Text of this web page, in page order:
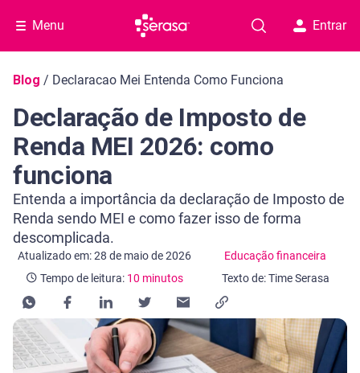
Menu Entrar
Navegação do blog
Blog / Declaracao Mei Entenda Como Funciona
Declaração de Imposto de
Renda MEI 2026: como
funciona
Entenda a importância da declaração de Imposto de
Renda sendo MEI e como fazer isso de forma
descomplicada.
Atualizado em: 28 de maio de 2026 Educação financeira
Categoria Educação financeira
Tempo de leitura: 10 minutos
Tempo de leitura: 10 minutos
Texto de: Time Serasa